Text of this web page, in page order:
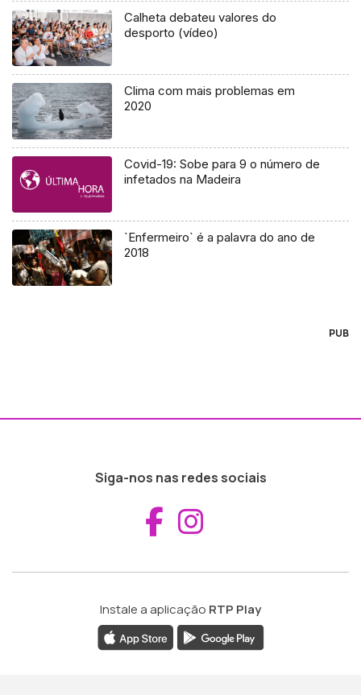
Calheta debateu valores do
desporto (vídeo)
Clima com mais problemas em
2020
Covid-19: Sobe para 9 o número de
infetados na Madeira
`Enfermeiro` é a palavra do ano de
2018
PUB
Siga-nos nas redes sociais
Aceder ao
Instale a aplicação RTP Play